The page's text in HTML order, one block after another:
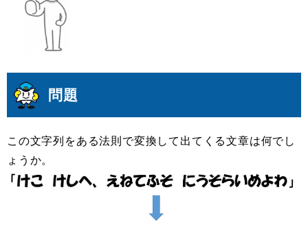
問題
この文字列をある法則で変換して出てくる文章は何でし
ょうか。